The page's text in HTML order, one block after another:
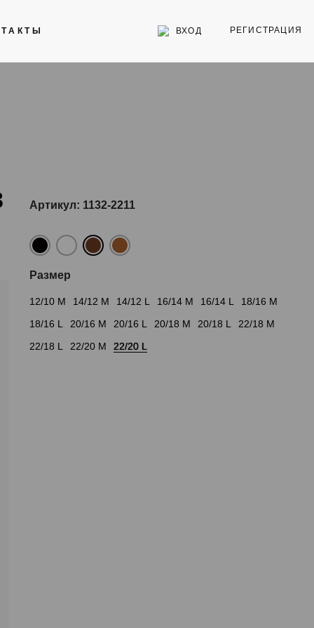
ВХОД РЕГИСТРАЦИЯ
Артикул: 1132-2211
Размер
12/10 M 14/12 M 14/12 L 16/14 M 16/14 L
18/16 M
18/16 L
20/16 M 20/16 L 20/18 M 20/18 L
22/18 M
22/18 L
22/20 M 22/20 L